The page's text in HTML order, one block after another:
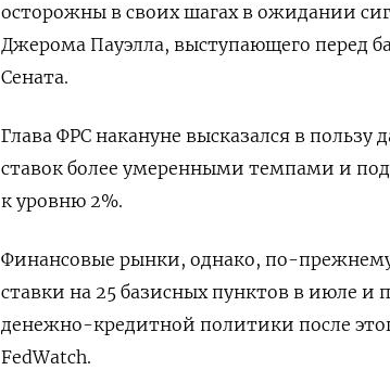
осторожны в своих шагах в ожидании
Джерома Пауэлла, выступающего перед
Сената.
Глава ФРС накануне высказался в
ставок более умеренными темпами и
к уровню 2%.
Финансовые рынки, однако, по-
ставки на 25 базисных пунктов в июле
денежно-кредитной политики после
FedWatch.